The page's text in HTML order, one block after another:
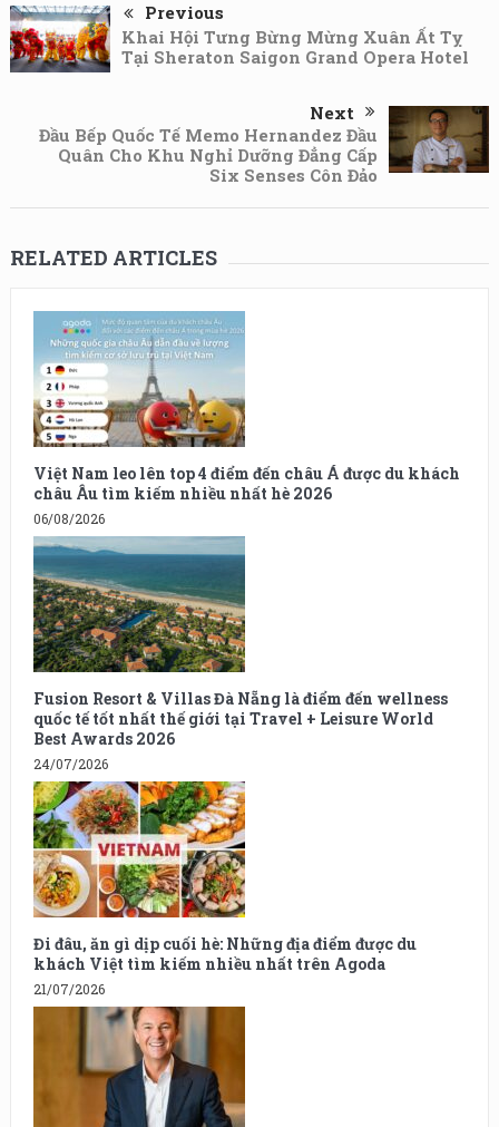
Previous
Khai Hội Tưng Bừng Mừng Xuân Ất Tỵ
Tại Sheraton Saigon Grand Opera Hotel
Next
Đầu Bếp Quốc Tế Memo Hernandez Đầu
Quân Cho Khu Nghỉ Dưỡng Đẳng Cấp
Six Senses Côn Đảo
RELATED ARTICLES
Việt Nam leo lên top 4 điểm đến châu Á được du khách
châu Âu tìm kiếm nhiều nhất hè 2026
06/08/2026
Fusion Resort & Villas Đà Nẵng là điểm đến wellness
quốc tế tốt nhất thế giới tại Travel + Leisure World
Best Awards 2026
24/07/2026
Đi đâu, ăn gì dịp cuối hè: Những địa điểm được du
khách Việt tìm kiếm nhiều nhất trên Agoda
21/07/2026